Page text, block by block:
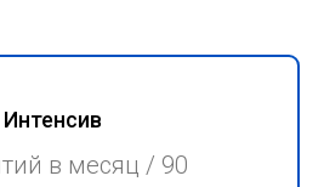
Интенсив
в месяц / 90